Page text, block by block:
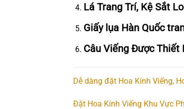
Lá Trang Trí, Kệ Sắt
Giấy lụa Hàn Quốc
Câu Viếng Được Thiết
Dễ dàng đặt Hoa Kính Viếng,
Đặt Hoa Kính Viếng Khu Vực